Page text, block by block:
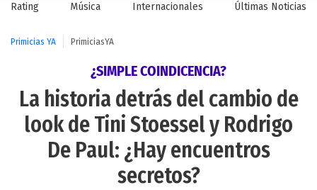
Rating Música Internacionales Últimas Noticias
Primicias YA PrimiciasYA
¿SIMPLE COINDICENCIA?
La historia detrás del cambio de
look de Tini Stoessel y Rodrigo
De Paul: ¿Hay encuentros
secretos?